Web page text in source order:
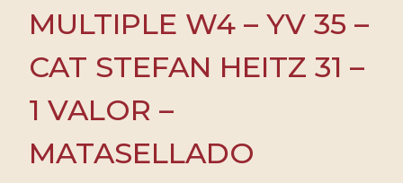
MULTIPLE W4 – YV 35 –
CAT STEFAN HEITZ 31 –
1 VALOR –
MATASELLADO